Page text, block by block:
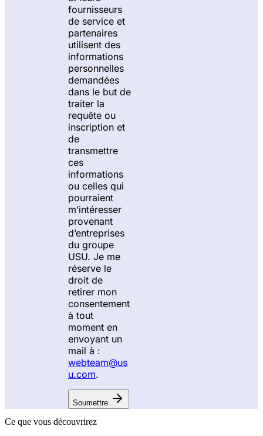
fournisseurs
de service et
partenaires
utilisent des
informations
personnelles
demandées
dans le but de
traiter la
requête ou
inscription et
de
transmettre
ces
informations
ou celles qui
pourraient
m’intéresser
provenant
d’entreprises
du groupe
USU. Je me
réserve le
droit de
retirer mon
consentement
à tout
moment en
envoyant un
mail à :
webteam@us
u.com.
Soumettre
Ce que vous découvrirez